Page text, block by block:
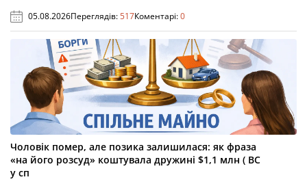
05.08.2026Переглядів:517Коментарі:0
Чоловік помер, але позика залишилася: як фраза
«на його розсуд» коштувала дружині $1,1 млн ( ВС
у сп